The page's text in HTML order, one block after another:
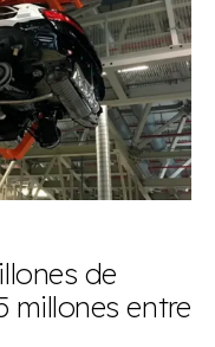
de
millones entre